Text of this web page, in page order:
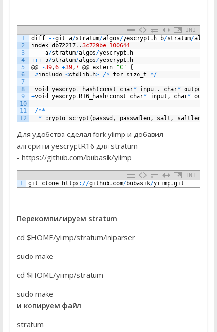
INI
1
2
3
4
5
6
7
8
9
10
11
12
diff --git a/stratum/algos/yescrypt . h b/stratum/algos
index db72217. .3c729be 100644
-- - a/stratum/algos/yescrypt . h
+++ b/stratum/algos/yescrypt . h
@@ -39,6 +39,7 @@ extern "C"
{
#include <stdlib. h> /* for size_t */
void yescrypt_hash( const char* input , char* output
+void yescryptR16_hash( const char* input , char* output
/**
*
crypto_scrypt ( passwd , passwdlen, salt , saltlen
Для удобства сделал fork yiimp и добавил
алгоритм yescryptR16 для stratum
- https://github.com/bubasik/yiimp
INI
1
git clone https : //github. com/bubasik/yiimp.git
Перекомпилируем stratum
cd $HOME/yiimp/stratum/iniparser
sudo make
cd $HOME/yiimp/stratum
sudo make
и копируем файл
stratum